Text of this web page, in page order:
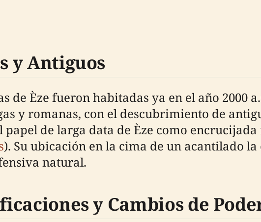
y Antiguos
de Èze fueron habitadas ya en el año 2000
y romanas, con el descubrimiento de
de larga data de Èze como
). Su ubicación en la cima de un acantilado
natural.
y Cambios de